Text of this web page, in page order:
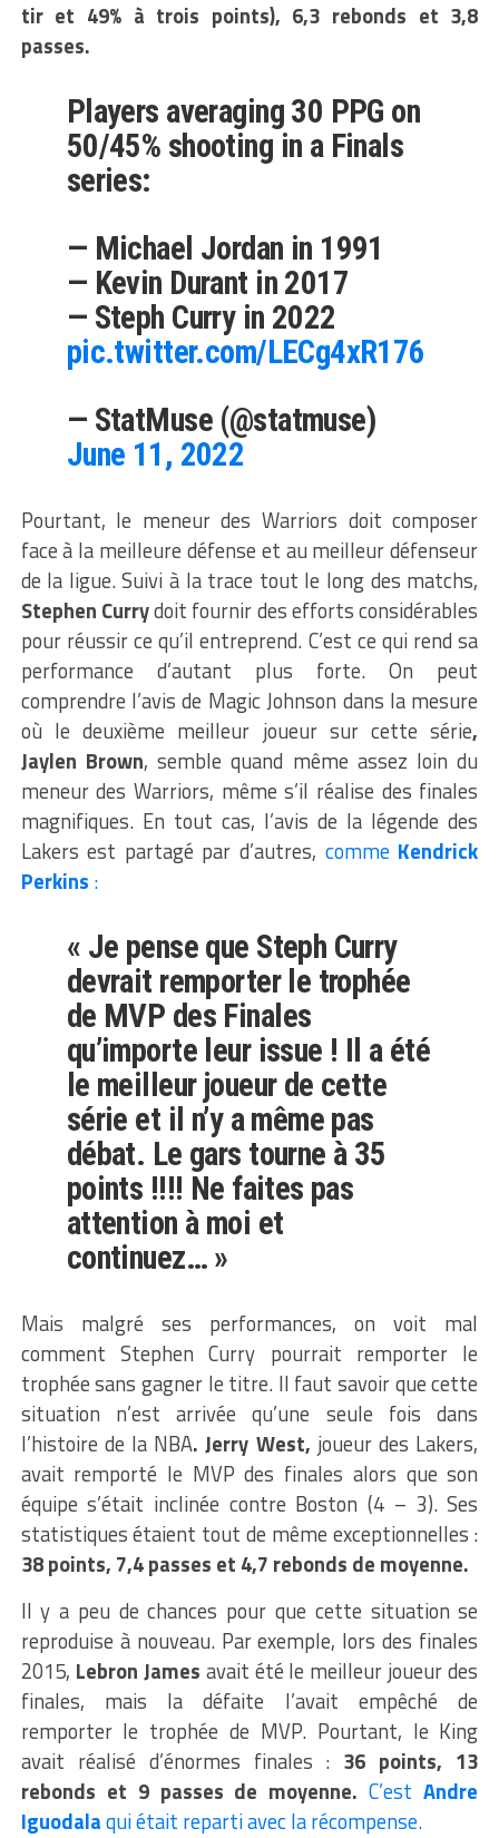
tir et 49% à trois points), 6,3 rebonds et 3,8
passes.
Players averaging 30 PPG on
50/45% shooting in a Finals
series:
— Michael Jordan in 1991
— Kevin Durant in 2017
— Steph Curry in 2022
pic.twitter.com/LECg4xR176
— StatMuse (@statmuse)
June 11, 2022
Pourtant, le meneur des Warriors doit composer
face à la meilleure défense et au meilleur défenseur
de la ligue. Suivi à la trace tout le long des matchs,
Stephen Currydoit fournir des efforts considérables
pour réussir ce qu’il entreprend. C’est ce qui rend sa
performance d’autant plus forte. On peut
comprendre l’avis de Magic Johnson dans la mesure
où le deuxième meilleur joueur sur cette série,
Jaylen Brown, semble quand même assez loin du
meneur des Warriors, même s’il réalise des finales
magnifiques. En tout cas, l’avis de la légende des
Lakers est partagé par d’autres, comme Kendrick
Perkins :
« Je pense que Steph Curry
devrait remporter le trophée
de MVP des Finales
qu’importe leur issue ! Il a été
le meilleur joueur de cette
série et il n’y a même pas
débat. Le gars tourne à 35
points !!!! Ne faites pas
attention à moi et
continuez… »
Mais malgré ses performances, on voit mal
comment Stephen Curry pourrait remporter le
trophée sans gagner le titre. Il faut savoir que cette
situation n’est arrivée qu’une seule fois dans
l’histoire de la NBA. Jerry West, joueur des Lakers,
avait remporté le MVP des finales alors que son
équipe s’était inclinée contre Boston (4 – 3). Ses
statistiques étaient tout de même exceptionnelles :
38 points, 7,4 passes et 4,7 rebonds de moyenne.
Il y a peu de chances pour que cette situation se
reproduise à nouveau. Par exemple, lors des finales
2015, Lebron James avait été le meilleur joueur des
finales, mais la défaite l’avait empêché de
remporter le trophée de MVP. Pourtant, le King
avait réalisé d’énormes finales : 36 points, 13
rebonds et 9 passes de moyenne. C’estAndre
Iguodalaqui était reparti avec la récompense.